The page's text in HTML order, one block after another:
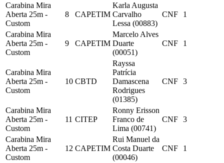
Carabina Mira
Aberta 25m -
Custom
8 CAPETIM
Karla Augusta
Carvalho
Lessa (00883)
CNF 1
Carabina Mira
Aberta 25m -
Custom
9 CAPETIM
Marcelo Alves
Duarte
(00051)
CNF 1
Carabina Mira
Aberta 25m -
Custom
10 CBTD
Rayssa
Patrícia
Damascena
Rodrigues
(01385)
CNF 3
Carabina Mira
Aberta 25m -
Custom
11 CITEP
Ronny Erisson
Franco de
Lima (00741)
CNF 3
Carabina Mira
Aberta 25m -
Custom
12 CAPETIM
Rui Manuel da
Costa Duarte
(00046)
CNF 1